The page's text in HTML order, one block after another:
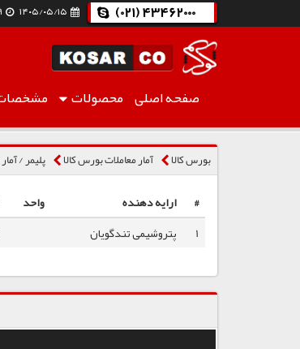
(021) 43462000
صفحه اصلی محصولات
پلی اتیلن ترفتالات نساجی Super Bright TG645
بورس کالا آمار معاملات بورس کالا پلیمر /
# ارایه دهنده واحد
1
پتروشیمی تندگویان